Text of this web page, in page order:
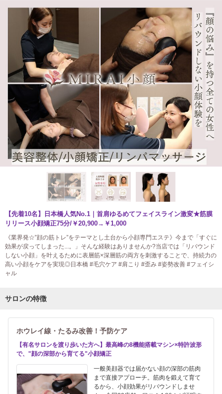
【先着10名】日本橋人気No.1｜首肩ゆるめてフェイスライン激変★筋膜
リリース小顔矯正75分/￥20,900→￥1,000
《業界発☆”顔の筋トレ”をテーマとし土台から小顔専門エステ》今まで「すぐに
効果が戻ってしまった...。」そんな経験はありませんか?当店では「リバウンド
しない小顔」を叶えるために表層筋×深層筋の両方を刺激することで、持続力の
高い小顔をケアを実現◎日本橋 #毛穴ケア #肩こり #歪み #姿勢改善 #フェイシ
ャル
サロンの特徴
ホウレイ線・たるみ改善！予防ケア
【有名サロンを渡り歩いた方へ】最高峰の8機能搭載マシン×特許波形
で、"顔の深部から育てる"小顔矯正
一般美顔器では届かない顔の深部の筋肉
まで直接アプローチ。筋肉を鍛えて育て
るから、小顔効果がリバウンドしませ